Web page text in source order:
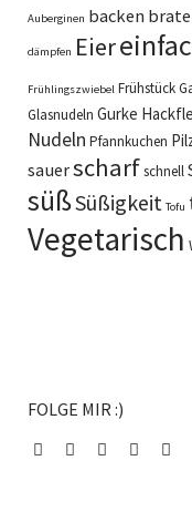
Auberginen backen
dämpfen Eier
Frühlingszwiebel Frühstück
Glasnudeln Gurke
Nudeln Pfannkuchen
sauerscharfschnell
süßSüßigkeit Tofu
Vegetarisch
FOLGE MIR :)